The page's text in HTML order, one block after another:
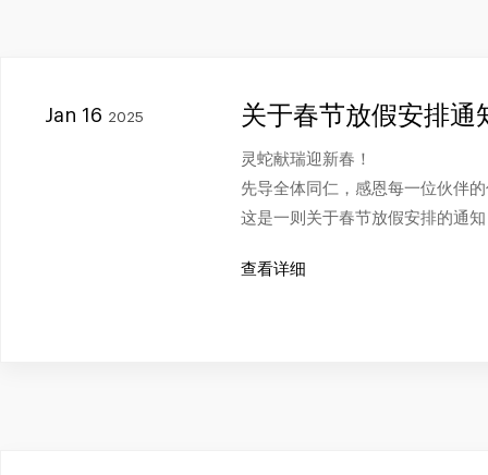
Jan 16 2025 关于春节放假安排通
灵蛇献瑞迎新春！
先导全体同仁，感恩每一位伙伴
这是一则关于春节放假安排的通
查看详细